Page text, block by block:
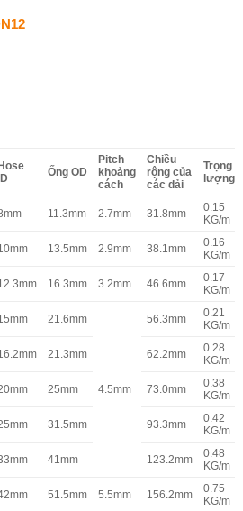
Hose
ID
Ống OD
Pitch
khoảng
cách
Chiều
rộng của
các dải
Trọng
lượng
11.3mm 2.7mm 31.8mm
0.15
KG/m
13.5mm 2.9mm 38.1mm
0.16
KG/m
16.3mm 3.2mm 46.6mm
0.17
KG/m
21.6mm
4.5mm
56.3mm
0.21
KG/m
21.3mm 62.2mm
0.28
KG/m
25mm 73.0mm
0.38
KG/m
31.5mm 93.3mm
0.42
KG/m
41mm 123.2mm
0.48
KG/m
51.5mm 5.5mm 156.2mm
0.75
KG/m